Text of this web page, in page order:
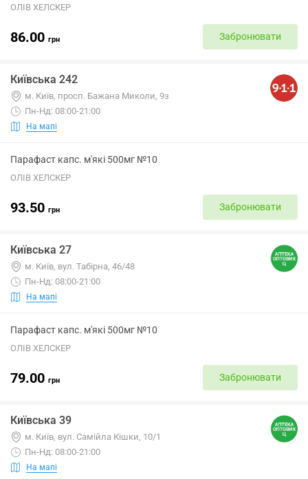
ОЛІВ ХЕЛСКЕР
86.00 грн Забронювати
Київська 242
м. Київ, просп. Бажана Миколи, 9з
Пн-Нд: 08:00-21:00
На мапі
Парафаст капс. м'які 500мг №10
ОЛІВ ХЕЛСКЕР
93.50 грн Забронювати
Київська 27
м. Київ, вул. Табірна, 46/48
Пн-Нд: 08:00-21:00
На мапі
Парафаст капс. м'які 500мг №10
ОЛІВ ХЕЛСКЕР
79.00 грн Забронювати
Київська 39
м. Київ, вул. Самійла Кішки, 10/1
Пн-Нд: 08:00-21:00
На мапі